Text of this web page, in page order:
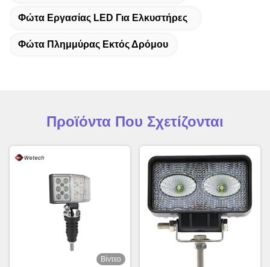
Φώτα Εργασίας LED Για Ελκυστήρες
Φώτα Πλημμύρας Εκτός Δρόμου
Προϊόντα Που Σχετίζονται
Βίντεο